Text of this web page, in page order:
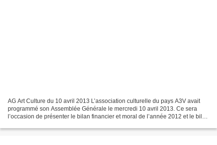
AG Art Culture du 10 avril 2013 L’association culturelle du pays A3V avait
programmé son Assemblée Générale le mercredi 10 avril 2013. Ce sera
l’occasion de présenter le bilan financier et moral de l’année 2012 et le bilan